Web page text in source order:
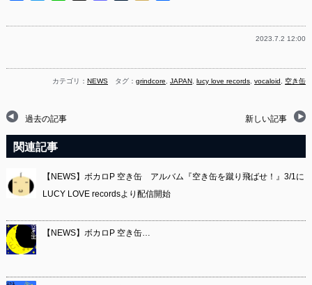
2023.7.2 12:00
カテゴリ： NEWS タグ：grindcore,JAPAN, lucy love records,vocaloid , 空き缶
過去の記事 新しい記事
関連記事
【NEWS】ボカロP 空き缶 アルバム『空き缶を蹴り飛ばせ！』3/1に
LUCY LOVE recordsより配信開始
【NEWS】ボカロP 空き缶…